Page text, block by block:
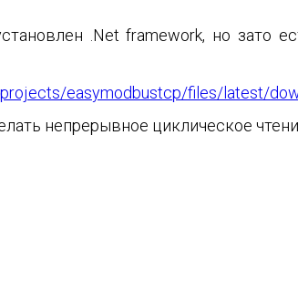
.Net framework, но зато
easymodbustcp/files/latest/
непрерывное циклическое